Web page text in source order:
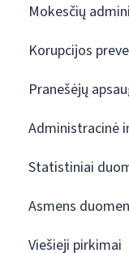
Mokesčių
Korupcijos
Pranešėjų
Administracinė
Statistiniai
Asmens
Viešieji pirkimai